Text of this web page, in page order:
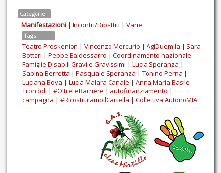
Categorie
Manifestazioni | Incontri/Dibattiti | Varie
Tags
Teatro Proskenion | Vincenzo Mercurio | AgiDuemila | Sara
Bottari | Peppe Baldessarro | Coordinamento nazionale
Famiglie Disabili Gravi e Gravissimi | Lucia Speranza |
Sabina Berretta | Pasquale Speranza | Tonino Perna |
Luciana Bova | Lucia Malara Canale | Anna Maria Basile
Trondoli | #OltreLeBarriere | autofinanziamento |
campagna | #RicostruiamoIlCartella | Collettiva AutonoMIA